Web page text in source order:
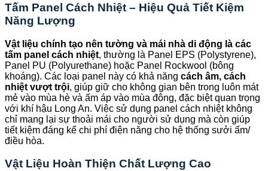
Tấm Panel Cách Nhiệt – Hiệu Quả Tiết Kiệm
Năng Lượng
Vật liệu chính tạo nên tường và mái nhà di động là các
tấm panel cách nhiệt, thường là Panel EPS (Polystyrene),
Panel PU (Polyurethane) hoặc Panel Rockwool (bông
khoáng). Các loại panel này có khả năng cách âm, cách
nhiệt vượt trội, giúp giữ cho không gian bên trong luôn mát
mẻ vào mùa hè và ấm áp vào mùa đông, đặc biệt quan trọng
với khí hậu Long An. Việc sử dụng panel cách nhiệt không
chỉ mang lại sự thoải mái cho người sử dụng mà còn giúp
tiết kiệm đáng kể chi phí điện năng cho hệ thống sưởi ấm/
điều hòa.
Vật Liệu Hoàn Thiện Chất Lượng Cao